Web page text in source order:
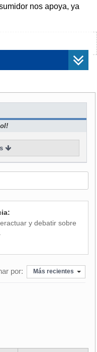
nos apoya, ya
corporativo que
2011, respondió en
milagro de la
y a todos se les
optimismo sobre la
por US$ 200
durante el
que las AFP, con
que no van a participar.
porque "nuestras
están a nivel pre-
tiene caja".
y debatir sobre
por: Más recientes